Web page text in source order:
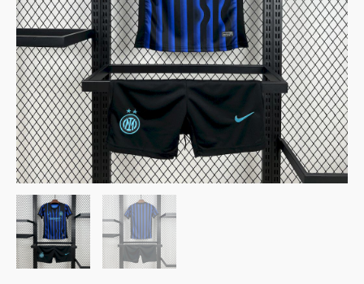
Equipación
cantidad